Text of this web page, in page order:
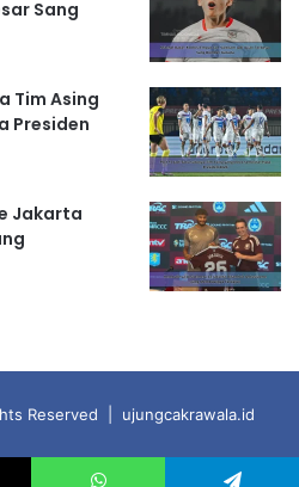
Sang
Tim Asing
Presiden
Jakarta
Reserved | ujungcakrawala.id